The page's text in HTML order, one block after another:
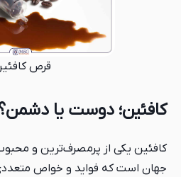
قرص
کافئین؛ دوست یا
کافئین یکی از پرمصرف‌ترین و
جهان است که فواید و خواص متعددی